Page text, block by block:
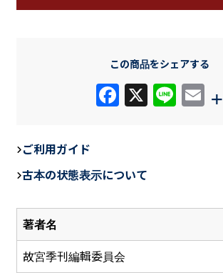
著者名
故宮季刊編輯委員会
この商品をシェアする
F
e
b
o
o
k
X Li E
+
ご利用ガイド
古本の状態表示について